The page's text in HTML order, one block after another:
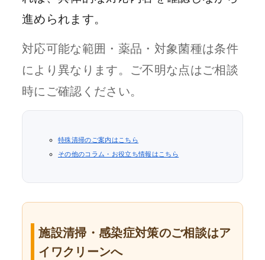
進められます。
対応可能な範囲・薬品・対象菌種は条件
により異なります。ご不明な点はご相談
時にご確認ください。
特殊清掃のご案内はこちら
その他のコラム・お役立ち情報はこちら
施設清掃・感染症対策のご相談はア
イワクリーンへ